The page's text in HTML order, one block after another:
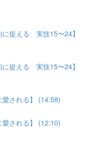
捉える 実技15〜24】
捉える 実技15〜24】
される】 (14:58)
される】 (12:10)